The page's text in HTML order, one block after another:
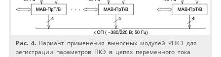
Рис. 4. Вариант применения выносных модулей РПКЭ для
регистрации параметров ПКЭ в цепях переменного тока